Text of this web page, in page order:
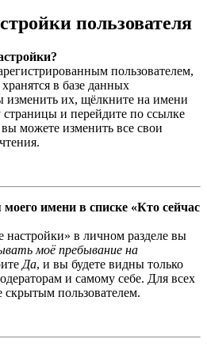
пользователя
пользователем,
в базе данных
изменить их, щёлкните на имени
страницы и перейдите по ссылке
можете изменить все свои
имени в списке «Кто сейчас
в личном разделе вы
моё пребывание на
Да, и вы будете видны только
и самому себе. Для всех
скрытым пользователем.